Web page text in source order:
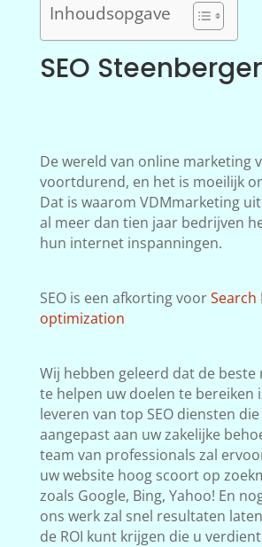
Inhoudsopgave
SEO
De wereld van online marketing
voortdurend, en het is moeilijk
Dat is waarom VDMmarketing
al meer dan tien jaar bedrijven
hun internet inspanningen.
SEO is een afkorting voorSearch
optimization
Wij hebben geleerd dat de beste
te helpen uw doelen te bereiken
leveren van top SEO diensten
aangepast aan uw zakelijke
team van professionals zal
uw website hoog scoort op
zoals Google, Bing, Yahoo! En
ons werk zal snel resultaten
de ROI kunt krijgen die u